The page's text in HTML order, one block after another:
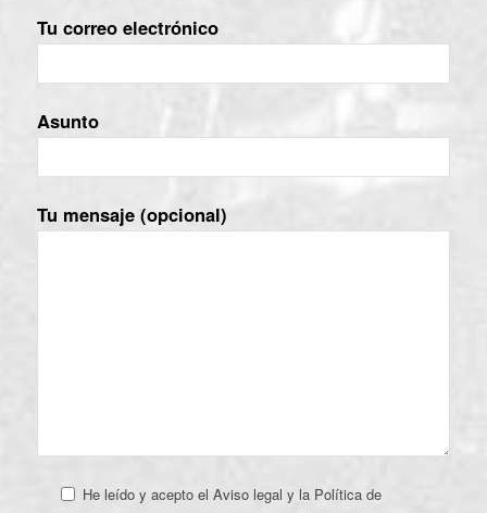
Tu correo electrónico
Asunto
Tu mensaje (opcional)
He leído y acepto el Aviso legal y la Política de